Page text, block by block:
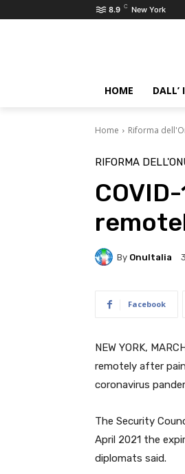
8.9 C New York
HOME DALL’
Home Riforma
RIFORMA
By OnuItalia
Facebook
NEW YORK,
remotely after
coronavirus
The Security
April 2021 the
diplomats said.